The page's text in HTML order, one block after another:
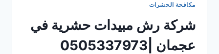
مكافحة الحشرات
شركة رش مبيدات حشرية في
عجمان |0505337973